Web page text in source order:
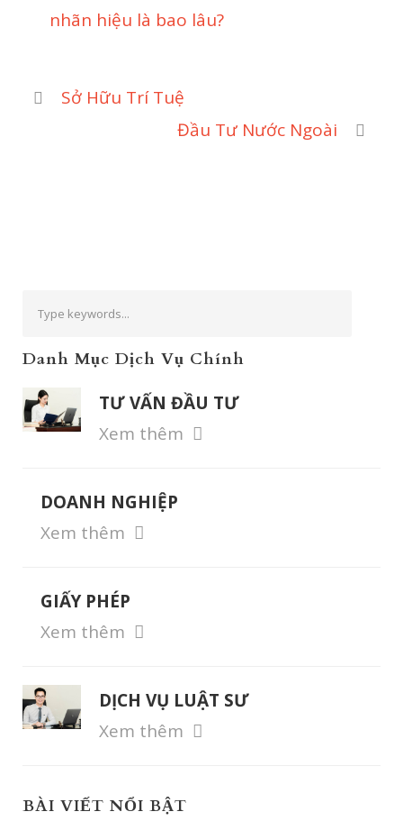
nhãn hiệu là bao lâu?
Sở Hữu Trí Tuệ
Đầu Tư Nước Ngoài
Danh Mục Dịch Vụ Chính
TƯ VẤN ĐẦU TƯ
Xem thêm
DOANH NGHIỆP
Xem thêm
GIẤY PHÉP
Xem thêm
DỊCH VỤ LUẬT SƯ
Xem thêm
BÀI VIẾT NỔI BẬT